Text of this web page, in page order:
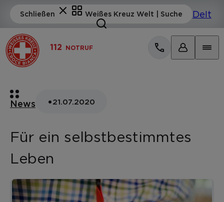
112 NOTRUF
News •21.07.2020
Für ein selbstbestimmtes
Leben